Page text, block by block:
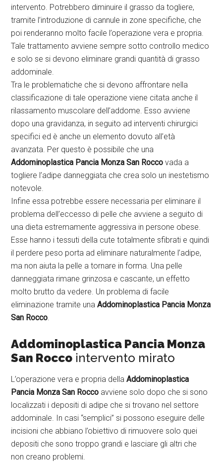
intervento. Potrebbero diminuire il grasso da togliere,
tramite l’introduzione di cannule in zone specifiche, che
poi renderanno molto facile l’operazione vera e propria.
Tale trattamento avviene sempre sotto controllo medico
e solo se si devono eliminare grandi quantità di grasso
addominale.
Tra le problematiche che si devono affrontare nella
classificazione di tale operazione viene citata anche il
rilassamento muscolare dell’addome. Esso avviene
dopo una gravidanza, in seguito ad interventi chirurgici
specifici ed è anche un elemento dovuto all’età
avanzata. Per questo è possibile che una
Addominoplastica Pancia Monza San Rocco vada a
togliere l’adipe danneggiata che crea solo un inestetismo
notevole.
Infine essa potrebbe essere necessaria per eliminare il
problema dell’eccesso di pelle che avviene a seguito di
una dieta estremamente aggressiva in persone obese.
Esse hanno i tessuti della cute totalmente sfibrati e quindi
il perdere peso porta ad eliminare naturalmente l’adipe,
ma non aiuta la pelle a tornare in forma. Una pelle
danneggiata rimane grinzosa e cascante, un effetto
molto brutto da vedere. Un problema di facile
eliminazione tramite unaAddominoplastica Pancia Monza
San Rocco.
Addominoplastica Pancia Monza
San Rocco intervento mirato
L’operazione vera e propria dellaAddominoplastica
Pancia Monza San Rocco avviene solo dopo che si sono
localizzati i depositi di adipe che si trovano nel settore
addominale. In casi “semplici” si possono eseguire delle
incisioni che abbiano l’obiettivo di rimuovere solo quei
depositi che sono troppo grandi e lasciare gli altri che
non creano problemi.